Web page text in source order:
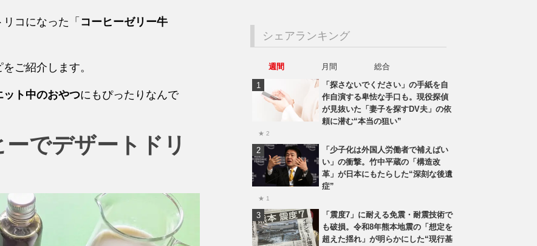
コになった「 コーヒーゼリー牛
ご紹介します。
ット中のおやつにもぴったりなんで
でデザートドリ
シェアランキング
週間 月間
総合
「探さないでください」の手紙を自
作自演する卑怯な手口も。現役探偵
が見抜いた「妻子を探すDV夫」の依
頼に潜む“本当の狙い”
★ 2
「少子化は外国人労働者で補えばい
い」の衝撃。竹中平蔵の「構造改
革」が日本にもたらした“深刻な後遺
症”
★ 1
「震度7」に耐える免震・耐震技術で
も破損。令和8年熊本地震の「想定を
超えた揺れ」が明らかにした“現行基